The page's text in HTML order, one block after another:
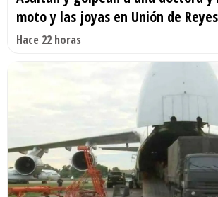
moto y las joyas en Unión de Reyes
Hace 22 horas